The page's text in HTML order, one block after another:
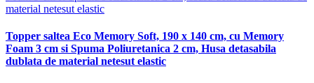
Topper saltea Eco Memory Soft, 190 x 140 cm, cu Memory
Foam 3 cm si Spuma Poliuretanica 2 cm, Husa detasabila
dublata de material netesut elastic